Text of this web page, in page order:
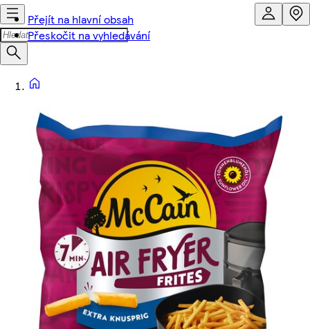
Přejít na hlavní obsah
Přeskočit na vyhledávání